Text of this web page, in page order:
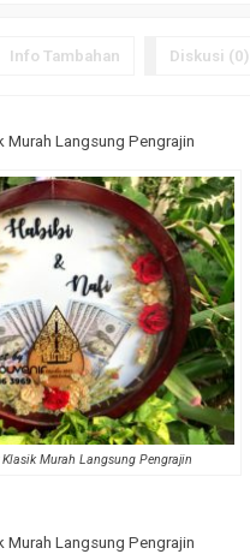
Info Tambahan Diskusi (0)
Murah Langsung Pengrajin
Murah Langsung Pengrajin
Murah Langsung Pengrajin